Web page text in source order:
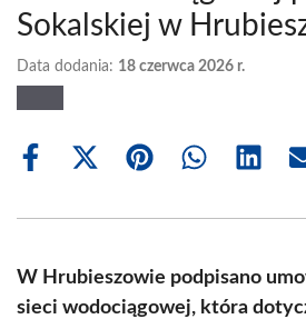
Sokalskiej w
Data dodania: 18 czerwca 2026 r.
Share
Share
(Twitter)
Share Share Share
W Hrubieszowie podpisano
sieci wodociągowej, która